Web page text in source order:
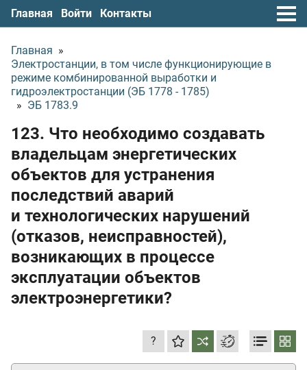
Главная Войти Контакты
Главная »
Электростанции, в том числе функционирующие в
режиме комбинированной выработки и
гидроэлектростанции (ЭБ 1778 - 1785)
» ЭБ 1783.9
123. Что необходимо создавать
владельцам энергетических
объектов для устранения
последствий аварий
и технологических нарушений
(отказов, неисправностей),
возникающих в процессе
эксплуатации объектов
электроэнергетики?
?